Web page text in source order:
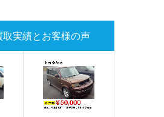
実績とお客様の声